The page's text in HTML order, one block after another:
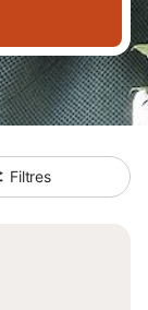
Filtres